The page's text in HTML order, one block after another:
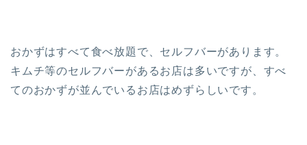
おかずはすべて食べ放題で、セルフバーがあります。
キムチ等のセルフバーがあるお店は多いですが、すべ
てのおかずが並んでいるお店はめずらしいです。